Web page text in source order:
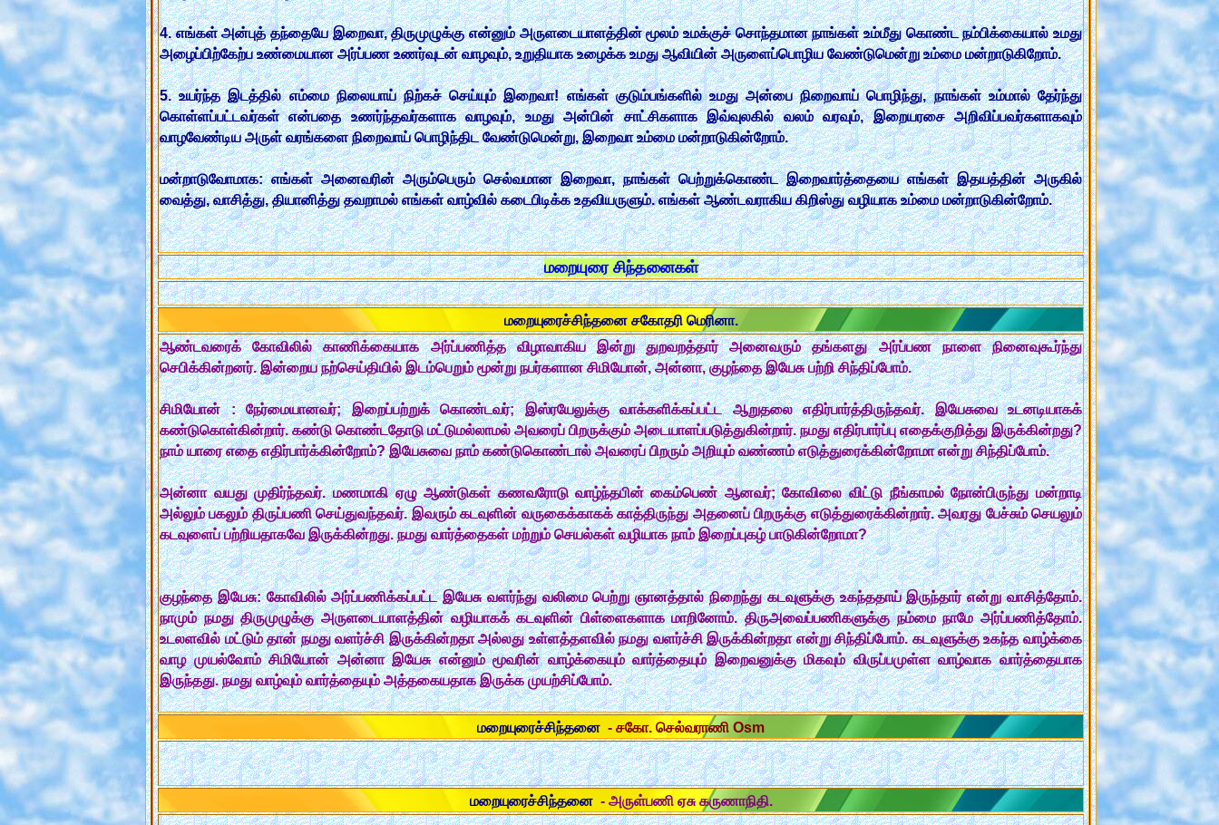
4. எங்கள் அன்புத் தந்தையே இறைவா, திருமுழுக்கு என்னும் அருளடையாளத்தின் மூலம் உமக்குச் சொந்தமான நாங்கள் உம்மீது கொண்ட நம்பிக்கையால் உமது
அழைப்பிற்கேற்ப உண்மையான அர்ப்பண உணர்வுடன் வாழவும், உறுதியாக உழைக்க உமது ஆவியின் அருளைப்பொழிய வேண்டுமென்று உம்மை மன்றாடுகிறோம்.
5. உயர்ந்த இடத்தில் எம்மை நிலையாய் நிற்கச் செய்யும் இறைவா! எங்கள் குடும்பங்களில் உமது அன்பை நிறைவாய் பொழிந்து, நாங்கள் உம்மால் தேர்ந்து
கொள்ளப்பட்டவர்கள் என்பதை உணர்ந்தவர்களாக வாழவும், உமது அன்பின் சாட்சிகளாக இவ்வுலகில் வலம் வரவும், இறையரசை அறிவிப்பவர்களாகவும்
வாழவேண்டிய அருள் வரங்களை நிறைவாய் பொழிந்திட வேண்டுமென்று, இறைவா உம்மை மன்றாடுகின்றோம்.
மன்றாடுவோமாக: எங்கள் அனைவரின் அரும்பெரும் செல்வமான இறைவா, நாங்கள் பெற்றுக்கொண்ட இறைவார்த்தையை எங்கள் இதயத்தின் அருகில்
வைத்து, வாசித்து, தியானித்து தவறாமல் எங்கள் வாழ்வில் கடைபிடிக்க உதவியருளும். எங்கள் ஆண்டவராகிய கிறிஸ்து வழியாக உம்மை மன்றாடுகின்றோம்.
மறையுரை சிந்தனைகள்
மறையுரைச்சிந்தனை சகோதரி மெரினா.
ஆண்டவரைக் கோவிலில் காணிக்கையாக அர்ப்பணித்த விழாவாகிய இன்று துறவறத்தார் அனைவரும் தங்களது அர்ப்பண நாளை நினைவுகூர்ந்து
செபிக்கின்றனர். இன்றைய நற்செய்தியில் இடம்பெறும் மூன்று நபர்களான சிமியோன், அன்னா, குழந்தை இயேசு பற்றி சிந்திப்போம்.
சிமியோன் : நேர்மையானவர்; இறைப்பற்றுக் கொண்டவர்; இஸ்ரயேலுக்கு வாக்களிக்கப்பட்ட ஆறுதலை எதிர்பார்த்திருந்தவர். இயேசுவை உடனடியாகக்
கண்டுகொள்கின்றார். கண்டு கொண்டதோடு மட்டுமல்லாமல் அவரைப் பிறருக்கும் அடையாளப்படுத்துகின்றார். நமது எதிர்பார்ப்பு எதைக்குறித்து இருக்கின்றது?
நாம் யாரை எதை எதிர்பார்க்கின்றோம்? இயேசுவை நாம் கண்டுகொண்டால் அவரைப் பிறரும் அறியும் வண்ணம் எடுத்துரைக்கின்றோமா என்று சிந்திப்போம்.
அன்னா வயது முதிர்ந்தவர். மணமாகி ஏழு ஆண்டுகள் கணவரோடு வாழ்ந்தபின் கைம்பெண் ஆனவர்; கோவிலை விட்டு நீங்காமல் நோன்பிருந்து மன்றாடி
அல்லும் பகலும் திருப்பணி செய்துவந்தவர். இவரும் கடவுளின் வருகைக்காகக் காத்திருந்து அதனைப் பிறருக்கு எடுத்துரைக்கின்றார். அவரது பேச்சும் செயலும்
கடவுளைப் பற்றியதாகவே இருக்கின்றது. நமது வார்த்தைகள் மற்றும் செயல்கள் வழியாக நாம் இறைப்புகழ் பாடுகின்றோமா?
குழந்தை இயேசு: கோவிலில் அர்ப்பணிக்கப்பட்ட இயேசு வளர்ந்து வலிமை பெற்று ஞானத்தால் நிறைந்து கடவுளுக்கு உகந்ததாய் இருந்தார் என்று வாசித்தோம்.
நாமும் நமது திருமுழுக்கு அருளடையாளத்தின் வழியாகக் கடவுளின் பிள்ளைகளாக மாறினோம். திருஅவைப்பணிகளுக்கு நம்மை நாமே அர்ப்பணித்தோம்.
உடலளவில் மட்டும் தான் நமது வளர்ச்சி இருக்கின்றதா அல்லது உள்ளத்தளவில் நமது வளர்ச்சி இருக்கின்றதா என்று சிந்திப்போம். கடவுளுக்கு உகந்த வாழ்க்கை
வாழ முயல்வோம் சிமியோன் அன்னா இயேசு என்னும் மூவரின் வாழ்க்கையும் வார்த்தையும் இறைவனுக்கு மிகவும் விருப்பமுள்ள வாழ்வாக வார்த்தையாக
இருந்தது. நமது வாழ்வும் வார்த்தையும் அத்தகையதாக இருக்க முயற்சிப்போம்.
மறையுரைச்சிந்தனை - சகோ. செல்வராணி Osm
மறையுரைச்சிந்தனை - அருள்பணி ஏசு கருணாநிதி.